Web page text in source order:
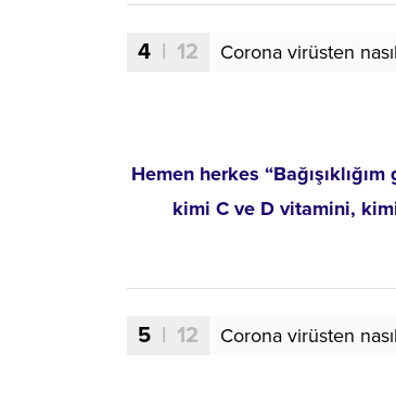
4 | 12 Corona virüsten
Hemen herkes
kimi C ve D vitamini,
5 | 12 Corona virüsten